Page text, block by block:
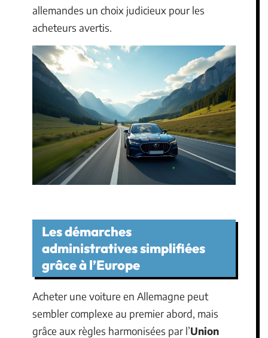
allemandes un choix judicieux pour les
acheteurs avertis.
Les démarches
administratives simplifiées
grâce à l’Europe
Acheter une voiture en Allemagne peut
sembler complexe au premier abord, mais
grâce aux règles harmonisées par l’Union